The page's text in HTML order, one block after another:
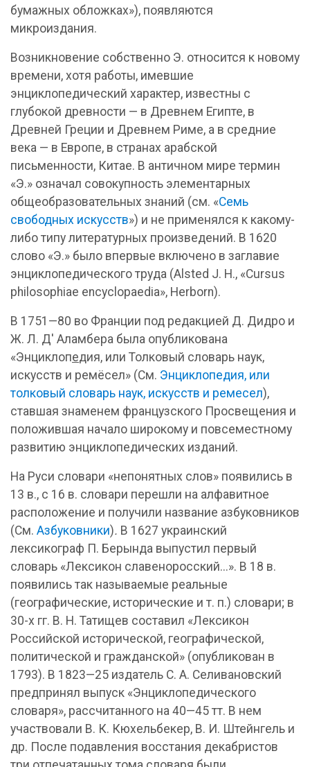
бумажных обложках»), появляются
микроиздания.
Возникновение собственно Э. относится к новому
времени, хотя работы, имевшие
энциклопедический характер, известны с
глубокой древности — в Древнем Египте, в
Древней Греции и Древнем Риме, а в средние
века — в Европе, в странах арабской
письменности, Китае. В античном мире термин
«Э.» означал совокупность элементарных
общеобразовательных знаний (см. «Семь
свободных искусств») и не применялся к какому-
либо типу литературных произведений. В 1620
слово «Э.» было впервые включено в заглавие
энциклопедического труда (Alsted J. Н., «Cursus
philosophiae encyclopaedia», Herborn).
В 1751—80 во Франции под редакцией Д. Дидро и
Ж. Л. Д' Аламбера была опубликована
«Энциклопедия, или Толковый словарь наук,
искусств и ремёсел» (См. Энциклопедия, или
толковый словарь наук, искусств и ремесел),
ставшая знаменем французского Просвещения и
положившая начало широкому и повсеместному
развитию энциклопедических изданий.
На Руси словари «непонятных слов» появились в
13 в., с 16 в. словари перешли на алфавитное
расположение и получили название азбуковников
(См. Азбуковники). В 1627 украинский
лексикограф П. Берында выпустил первый
словарь «Лексикон славеноросский...». В 18 в.
появились так называемые реальные
(географические, исторические и т. п.) словари; в
30-х гг. В. Н. Татищев составил «Лексикон
Российской исторической, географической,
политической и гражданской» (опубликован в
1793). В 1823—25 издатель С. А. Селивановский
предпринял выпуск «Энциклопедического
словаря», рассчитанного на 40—45 тт. В нем
участвовали В. К. Кюхельбекер, В. И. Штейнгель и
др. После подавления восстания декабристов